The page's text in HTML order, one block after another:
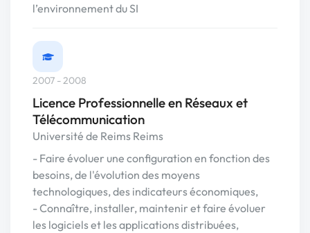
l’environnement du SI
2007 - 2008
Licence Professionnelle en Réseaux et
Télécommunication
Université de Reims Reims
- Faire évoluer une configuration en fonction des
besoins, de l'évolution des moyens
technologiques, des indicateurs économiques,
- Connaître, installer, maintenir et faire évoluer
les logiciels et les applications distribuées,